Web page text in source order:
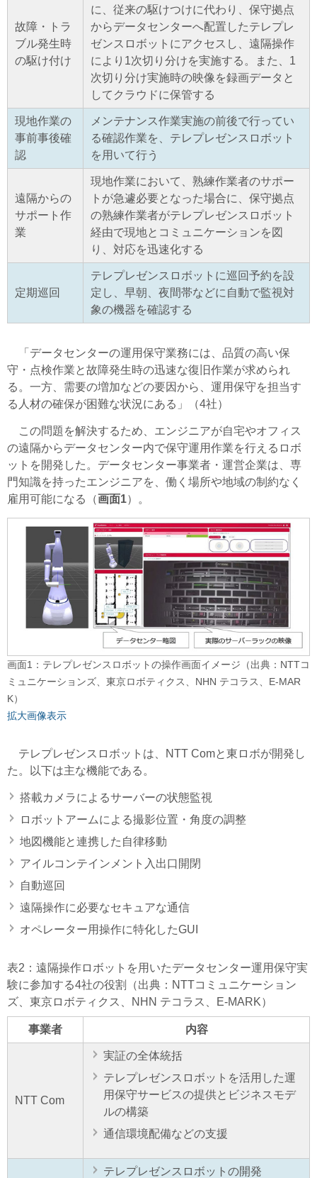
故障・トラ
ブル発生時
の駆け付け
に、従来の駆けつけに代わり、保守拠点
からデータセンターへ配置したテレプレ
ゼンスロボットにアクセスし、遠隔操作
により1次切り分けを実施する。また、1
次切り分け実施時の映像を録画データと
してクラウドに保管する
現地作業の
事前事後確
認
メンテナンス作業実施の前後で行ってい
る確認作業を、テレプレゼンスロボット
を用いて行う
遠隔からの
サポート作
業
現地作業において、熟練作業者のサポー
トが急遽必要となった場合に、保守拠点
の熟練作業者がテレプレゼンスロボット
経由で現地とコミュニケーションを図
り、対応を迅速化する
定期巡回
テレプレゼンスロボットに巡回予約を設
定し、早朝、夜間帯などに自動で監視対
象の機器を確認する
「データセンターの運用保守業務には、品質の高い保
守・点検作業と故障発生時の迅速な復旧作業が求められ
る。一方、需要の増加などの要因から、運用保守を担当す
る人材の確保が困難な状況にある」（4社）
この問題を解決するため、エンジニアが自宅やオフィス
の遠隔からデータセンター内で保守運用作業を行えるロボ
ットを開発した。データセンター事業者・運営企業は、専
門知識を持ったエンジニアを、働く場所や地域の制約なく
雇用可能になる（画面1）。
画面1：テレプレゼンスロボットの操作画面イメージ（出典：NTTコ
ミュニケーションズ、東京ロボティクス、NHN テコラス、E-MAR
K）
拡大画像表示
テレプレゼンスロボットは、NTT Comと東ロボが開発し
た。以下は主な機能である。
搭載カメラによるサーバーの状態監視
ロボットアームによる撮影位置・角度の調整
地図機能と連携した自律移動
アイルコンテインメント入出口開閉
自動巡回
遠隔操作に必要なセキュアな通信
オペレーター用操作に特化したGUI
表2：遠隔操作ロボットを用いたデータセンター運用保守実
験に参加する4社の役割（出典：NTTコミュニケーション
ズ、東京ロボティクス、NHN テコラス、E-MARK）
事業者 内容
NTT Com
実証の全体統括
テレプレゼンスロボットを活用した運
用保守サービスの提供とビジネスモデ
ルの構築
通信環境配備などの支援
テレプレゼンスロボットの開発